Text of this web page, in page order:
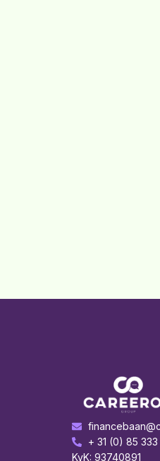
+ 31 (0) 85 333
KvK: 93740891